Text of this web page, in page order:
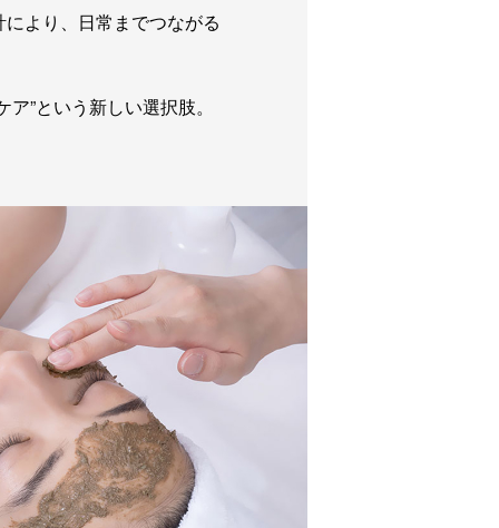
より、日常までつながる
”という新しい選択肢。